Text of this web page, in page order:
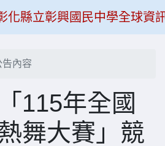
化縣立彰興國民中學全球資
告內容
115年全國
舞大賽」競